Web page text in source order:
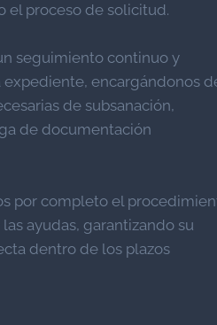
el proceso de solicitud.
seguimiento continuo y
encargándonos
de subsanación,
de documentación
por completo el
ayudas, garantizando su
dentro de los plazos